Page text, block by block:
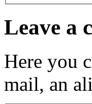
Leave a
Here you
mail, an